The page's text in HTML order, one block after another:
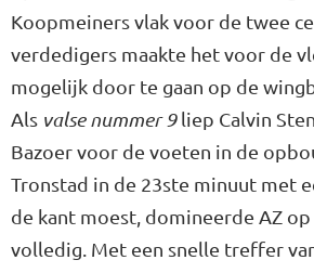
Koopmeiners vlak voor de twee
verdedigers maakte het voor de
mogelijk door te gaan op de
Als valse nummer 9liep Calvin
Bazoer voor de voeten in de
Tronstad in de 23ste minuut met
de kant moest, domineerde AZ
volledig. Met een snelle treffer